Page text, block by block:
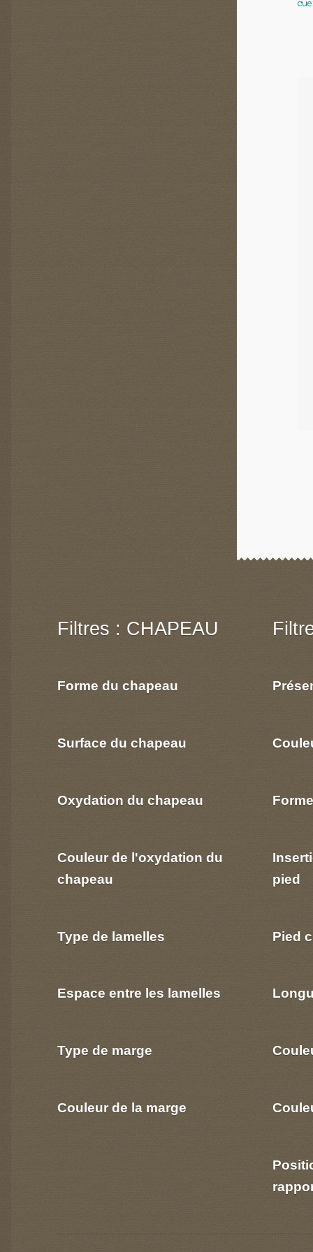
Filtres : CHAPEAU
Forme du chapeau
Surface du chapeau
Oxydation du chapeau
Couleur de l'oxydation du
chapeau
Type de lamelles
Espace entre les lamelles
Type de marge
Couleur de la marge
pied
Pied